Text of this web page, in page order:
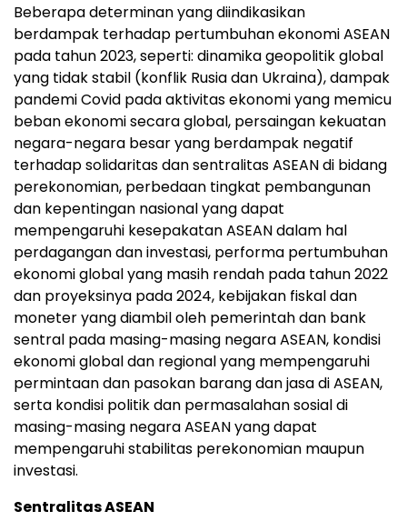
Beberapa determinan yang diindikasikan
berdampak terhadap pertumbuhan ekonomi ASEAN
pada tahun 2023, seperti: dinamika geopolitik global
yang tidak stabil (konflik Rusia dan Ukraina), dampak
pandemi Covid pada aktivitas ekonomi yang memicu
beban ekonomi secara global, persaingan kekuatan
negara-negara besar yang berdampak negatif
terhadap solidaritas dan sentralitas ASEAN di bidang
perekonomian, perbedaan tingkat pembangunan
dan kepentingan nasional yang dapat
mempengaruhi kesepakatan ASEAN dalam hal
perdagangan dan investasi, performa pertumbuhan
ekonomi global yang masih rendah pada tahun 2022
dan proyeksinya pada 2024, kebijakan fiskal dan
moneter yang diambil oleh pemerintah dan bank
sentral pada masing-masing negara ASEAN, kondisi
ekonomi global dan regional yang mempengaruhi
permintaan dan pasokan barang dan jasa di ASEAN,
serta kondisi politik dan permasalahan sosial di
masing-masing negara ASEAN yang dapat
mempengaruhi stabilitas perekonomian maupun
investasi.
Sentralitas ASEAN